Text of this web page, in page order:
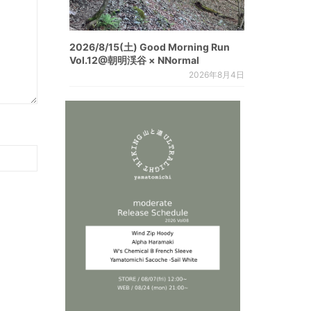
2026/8/15(土) Good Morning Run
Vol.12@朝明渓谷 × NNormal
2026年8月4日